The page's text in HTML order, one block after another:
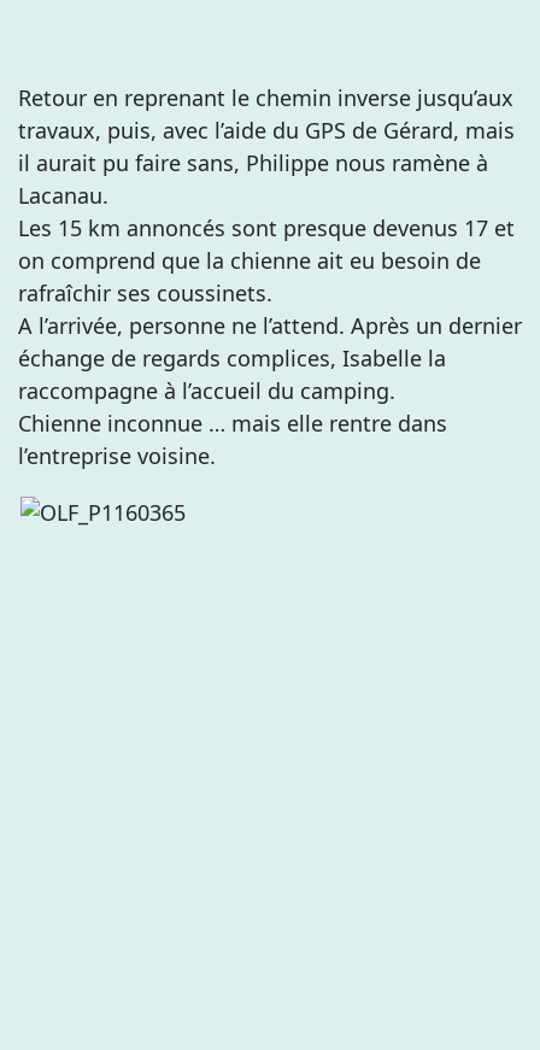
Retour en reprenant le chemin inverse jusqu’aux
travaux, puis, avec l’aide du GPS de Gérard, mais
il aurait pu faire sans, Philippe nous ramène à
Lacanau.
Les 15 km annoncés sont presque devenus 17 et
on comprend que la chienne ait eu besoin de
rafraîchir ses coussinets.
A l’arrivée, personne ne l’attend. Après un dernier
échange de regards complices, Isabelle la
raccompagne à l’accueil du camping.
Chienne inconnue … mais elle rentre dans
l’entreprise voisine.